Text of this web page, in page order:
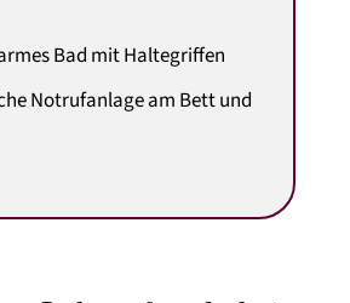
Bad mit Haltegriffen
Notrufanlage am Bett und